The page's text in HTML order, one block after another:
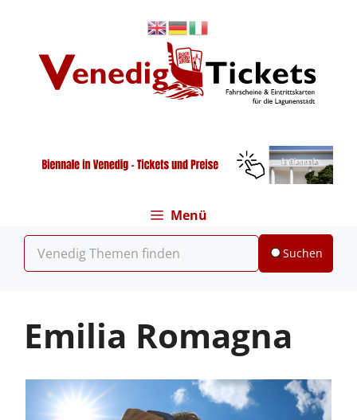
Menü
Suchen
Emilia Romagna